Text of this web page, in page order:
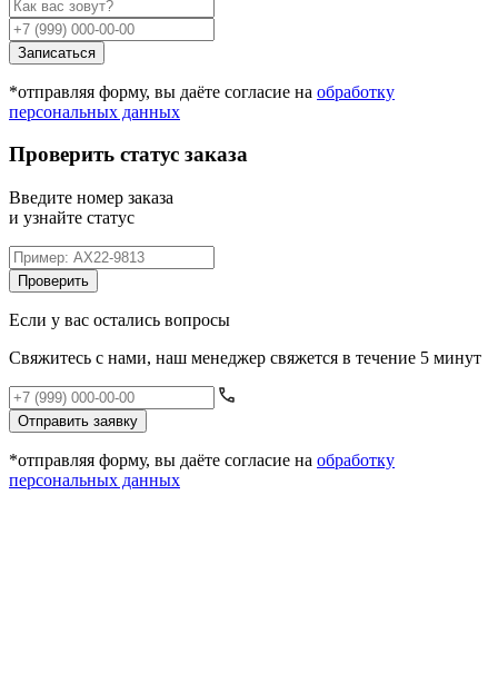
Записаться
*отправляя форму, вы даёте согласие на обработку
персональных данных
Проверить статус заказа
Введите номер заказа
и узнайте статус
Проверить
Если у вас остались вопросы
Свяжитесь с нами, наш менеджер свяжется в течение 5 минут
Отправить заявку
*отправляя форму, вы даёте согласие на обработку
персональных данных